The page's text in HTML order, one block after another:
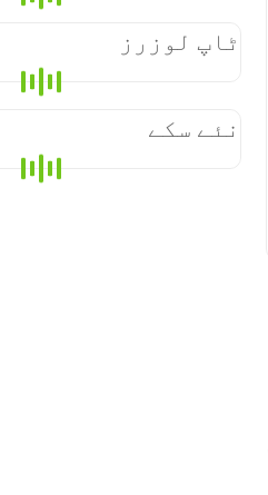
ٹاپ لوزرز
نئے سکے